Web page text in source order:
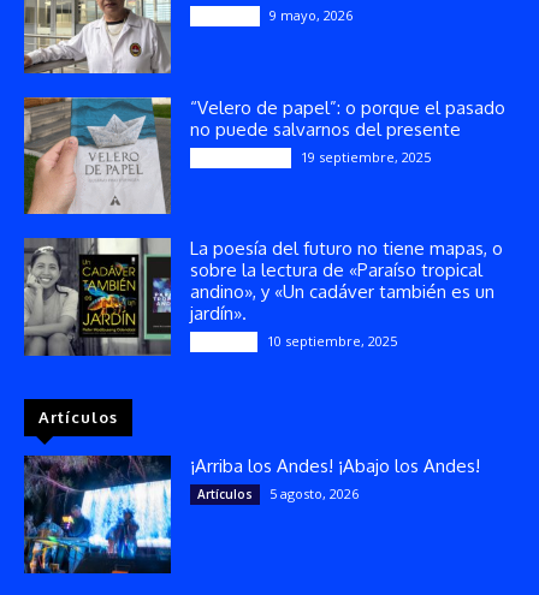
9 mayo, 2026
“Velero de papel”: o porque el pasado
no puede salvarnos del presente
19 septiembre, 2025
La poesía del futuro no tiene mapas, o
sobre la lectura de «Paraíso tropical
andino», y «Un cadáver también es un
jardín».
10 septiembre, 2025
Artículos
¡Arriba los Andes! ¡Abajo los Andes!
Artículos 5 agosto, 2026